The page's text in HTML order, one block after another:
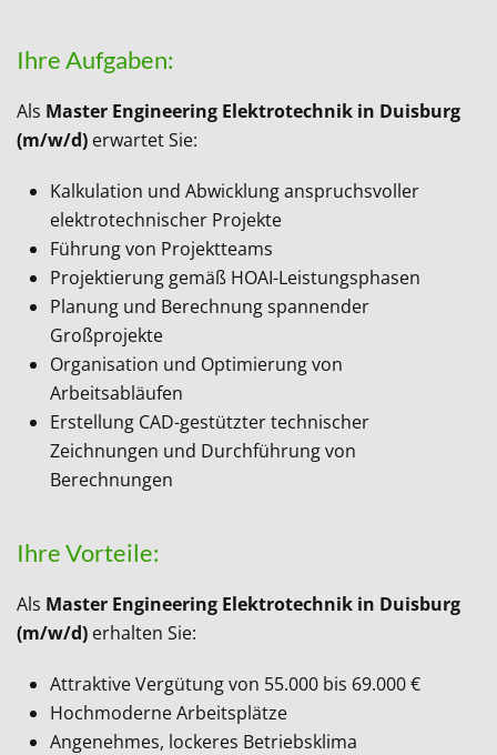
Ihre Aufgaben:
Als Master Engineering Elektrotechnik in Duisburg
(m/w/d) erwartet Sie:
Kalkulation und Abwicklung anspruchsvoller
elektrotechnischer Projekte
Führung von Projektteams
Projektierung gemäß HOAI-Leistungsphasen
Planung und Berechnung spannender
Großprojekte
Organisation und Optimierung von
Arbeitsabläufen
Erstellung CAD-gestützter technischer
Zeichnungen und Durchführung von
Berechnungen
Ihre Vorteile:
Als Master Engineering Elektrotechnik in Duisburg
(m/w/d) erhalten Sie:
Attraktive Vergütung von 55.000 bis 69.000 €
Hochmoderne Arbeitsplätze
Angenehmes, lockeres Betriebsklima